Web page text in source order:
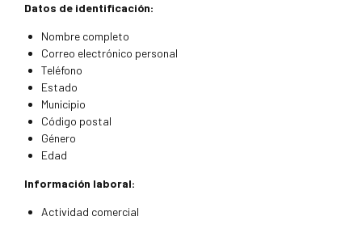
Datos de identificación:
Nombre completo
Correo electrónico personal
Teléfono
Estado
Municipio
Código postal
Género
Edad
Información laboral:
Actividad comercial